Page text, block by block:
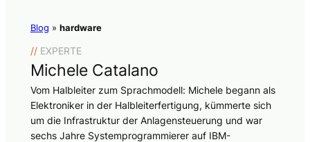
Blog » hardware
//EXPERTE
Michele Catalano
Vom Halbleiter zum Sprachmodell: Michele begann als
Elektroniker in der Halbleiterfertigung, kümmerte sich
um die Infrastruktur der Anlagensteuerung und war
sechs Jahre Systemprogrammierer auf IBM-